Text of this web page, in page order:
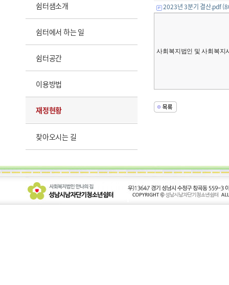
쉼터샘소개
쉼터에서 하는 일
쉼터공간
이용방법
재정현황
찾아오시는 길
2023년 3분기 결산.pdf
사회복지법인 및 사회복지